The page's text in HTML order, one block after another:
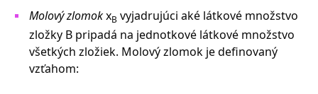
Molový zlomokxB vyjadrujúci aké látkové množstvo
zložky B pripadá na jednotkové látkové množstvo
všetkých zložiek. Molový zlomok je definovaný
vzťahom: